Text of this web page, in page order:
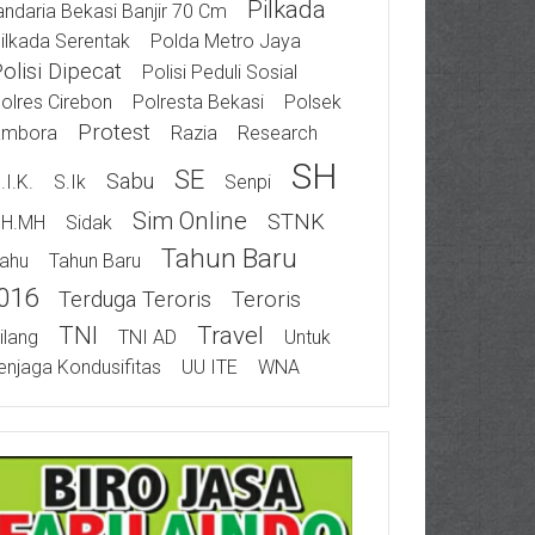
Bekasi Banjir 70 Cm
Pilkada
Serentak Polda Metro Jaya
Dipecat
Polisi Peduli Sosial
Cirebon
Polresta Bekasi
Polsek
Protest Razia Research
S.Ik Sabu SE Senpi SH
Sidak Sim Online STNK
Tahun Baru
Tahun Baru
Terduga Teroris Teroris
TNI TNI AD Travel
Untuk
Kondusifitas
UU ITE WNA